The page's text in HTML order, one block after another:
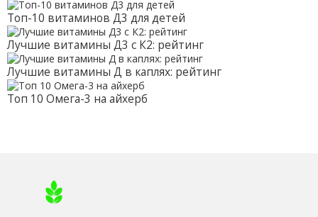
Топ-10 витаминов Д3 для детей
Лучшие витамины Д3 с К2: рейтинг
Лучшие витамины Д в каплях: рейтинг
Топ 10 Омега-3 на айхерб